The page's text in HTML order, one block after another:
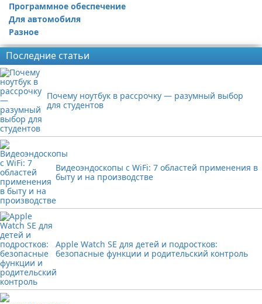
Программное обеспечение
Для автомобиля
Разное
Последние статьи
Почему ноутбук в рассрочку — разумный выбор
для студентов
Видеоэндоскопы с WiFi: 7 областей применения в
быту и на производстве
Apple Watch SE для детей и подростков:
безопасные функции и родительский контроль